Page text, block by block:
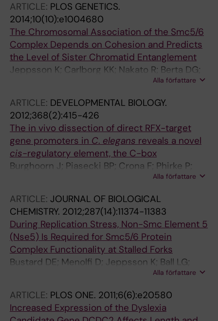
ARTICLE: PLOS GENETICS.
2014;10(10):e1004680
The Chromosomal Association of the Smc5/6
Complex Depends on Cohesion and Predicts
the Level of Sister Chromatid Entanglement
Jeppsson K; Carlborg KK; Nakato R; Berta DG;
Lilienthal I; Kanno T; Lindqvist A; Brink MC;
Alla författare
ARTICLE: DEVELOPMENTAL BIOLOGY.
2012;368(2):415-426
The in vivo dissection of direct RFX-target
gene promoters in C. elegans reveals a novel
cis-regulatory element, the C-box
Burghoorn J; Piasecki BP; Crona F; Phirke P;
Alla författare
ARTICLE: JOURNAL OF BIOLOGICAL
CHEMISTRY. 2012;287(14):11374-11383
During Replication Stress, Non-Smc Element 5
(Nse5) Is Required for Smc5/6 Protein
Complex Functionality at Stalled Forks
Bustard DE; Menolfi D; Jeppsson K; Ball LG;
Dewey SC; Shirahige K; Sjogren C; Branzei D;
Alla författare
ARTICLE: PLOS ONE. 2011;6(6):e20580
Increased Expression of the Dyslexia